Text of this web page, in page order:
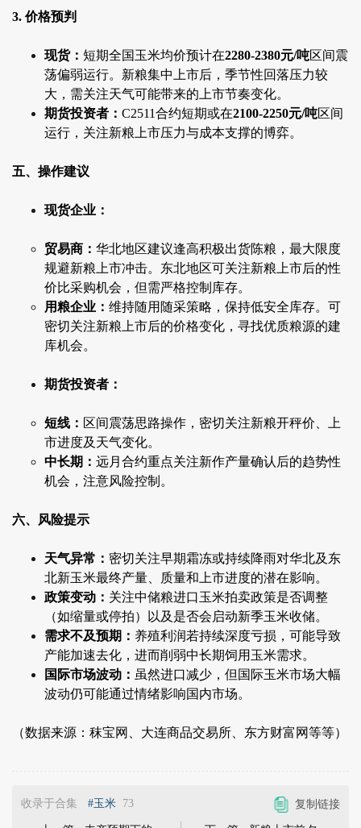
3. 价格预判
现货： 短期全国玉米均价预计在2280-2380元/吨区间震
荡偏弱运行。新粮集中上市后，季节性回落压力较
大，需关注天气可能带来的上市节奏变化。
期货投资者： C2511合约短期或在2100-2250元/吨区间
运行，关注新粮上市压力与成本支撑的博弈。
五、操作建议
现货企业：
贸易商： 华北地区建议逢高积极出货陈粮，最大限度
规避新粮上市冲击。东北地区可关注新粮上市后的性
价比采购机会，但需严格控制库存。
用粮企业： 维持随用随采策略，保持低安全库存。可
密切关注新粮上市后的价格变化，寻找优质粮源的建
库机会。
期货投资者：
短线： 区间震荡思路操作，密切关注新粮开秤价、上
市进度及天气变化。
中长期： 远月合约重点关注新作产量确认后的趋势性
机会，注意风险控制。
六、风险提示
天气异常： 密切关注早期霜冻或持续降雨对华北及东
北新玉米最终产量、质量和上市进度的潜在影响。
政策变动： 关注中储粮进口玉米拍卖政策是否调整
（如缩量或停拍）以及是否会启动新季玉米收储。
需求不及预期： 养殖利润若持续深度亏损，可能导致
产能加速去化，进而削弱中长期饲用玉米需求。
国际市场波动： 虽然进口减少，但国际玉米市场大幅
波动仍可能通过情绪影响国内市场。
（数据来源：秣宝网、大连商品交易所、东方财富网等等）
收录于合集 #玉米 73 复制链接